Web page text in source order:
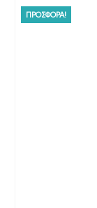
ΠΡΟΣΦΟΡΑ!